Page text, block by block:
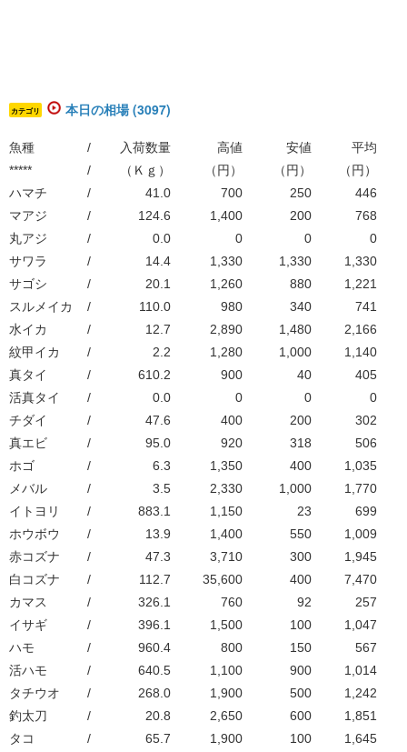
カテゴリ 本日の相場 (3097)
魚種 / 入荷数量 高値 安値
平均
*****
/ （Ｋｇ） （円） （円）
（円）
ハマチ
/ 41.0 700 250
446
マアジ
/ 124.6 1,400 200
768
丸アジ
/ 0.0 0 0
0
サワラ
/ 14.4 1,330 1,330
1,330
サゴシ
/ 20.1 1,260 880
1,221
スルメイカ
/ 110.0 980 340
741
水イカ
/ 12.7 2,890 1,480
2,166
紋甲イカ
/ 2.2 1,280 1,000
1,140
真タイ
/ 610.2 900 40
405
活真タイ
/ 0.0 0 0
0
チダイ
/ 47.6 400 200
302
真エビ
/ 95.0 920 318
506
ホゴ
/ 6.3 1,350 400
1,035
メバル
/ 3.5 2,330 1,000
1,770
イトヨリ
/ 883.1 1,150 23
699
ホウボウ
/ 13.9 1,400 550
1,009
赤コズナ
/ 47.3 3,710 300
1,945
白コズナ
/ 112.7 35,600 400
7,470
カマス
/ 326.1 760 92
257
イサギ
/ 396.1 1,500 100
1,047
ハモ
/ 960.4 800 150
567
活ハモ
/ 640.5 1,100 900
1,014
タチウオ
/ 268.0 1,900 500
1,242
釣太刀
/ 20.8 2,650 600
1,851
タコ
/ 65.7 1,900 100
1,645